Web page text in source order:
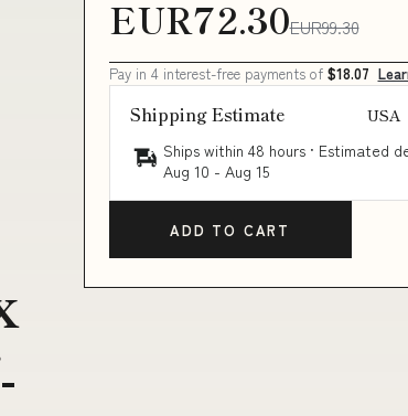
EUR72.30EUR99.30
Pay in 4 interest-free payments of $18.07
Shipping Estimate USA
Ships within 48 hours · Estimated
Aug 10 - Aug 15
ADD TO CART